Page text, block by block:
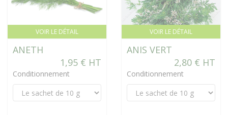
VOIR LE DÉTAIL
ANETH
1,95 € HT
Conditionnement
VOIR LE DÉTAIL
ANIS VERT
2,80 € HT
Conditionnement